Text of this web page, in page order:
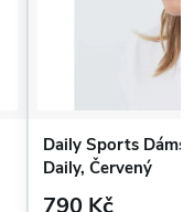
Daily Sports
Daily, Červený
790 Kč